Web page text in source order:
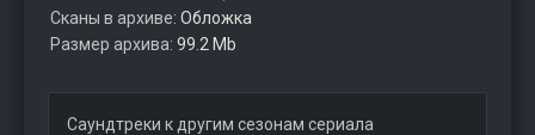
Сканы в архиве: Обложка
Размер архива: 99.2 Mb
Саундтреки к другим сезонам сериала